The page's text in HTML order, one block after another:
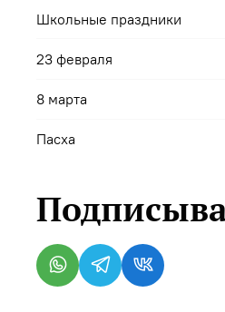
Школьные праздники
23 февраля
8 марта
Пасха